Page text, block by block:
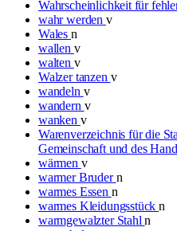
Wahrscheinlichkeit für
wahr werden v
Wales n
wallen v
walten v
Walzer tanzen v
wandeln v
wandern v
wanken v
Warenverzeichnis für die
Gemeinschaft und des
wärmen v
warmer Brudern
warmes Essen n
warmes Kleidungsstückn
warmgewalzter Stahln